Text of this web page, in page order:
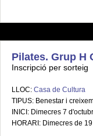
Pilates. Grup H
Inscripció per sorteig
LLOC: Casa de Cultura
TIPUS: Benestar i
INICI: Dimecres 7
HORARI: Dimecres de